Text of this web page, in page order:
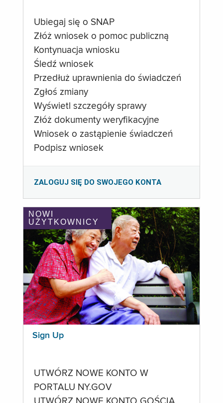
Ubiegaj się o SNAP
Złóż wniosek o pomoc publiczną
Kontynuacja wniosku
Śledź wniosek
Przedłuż uprawnienia do świadczeń
Zgłoś zmiany
Wyświetl szczegóły sprawy
Złóż dokumenty weryfikacyjne
Wniosek o zastąpienie świadczeń
Podpisz wniosek
ZALOGUJ SIĘ DO SWOJEGO KONTA
NOWI
UŻYTKOWNICY
Sign Up
UTWÓRZ NOWE KONTO W
PORTALU NY.GOV